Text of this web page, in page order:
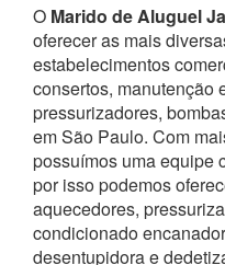
O Marido de Aluguel
oferecer as mais
estabelecimentos
consertos, manutenção
pressurizadores,
em São Paulo. Com
possuímos uma equipe
por isso podemos
aquecedores,
condicionado
desentupidora e